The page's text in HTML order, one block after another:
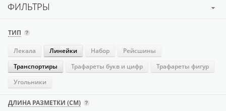
ФИЛЬТРЫ
ТИП
Лекала Линейки Набор
Рейсшины
Транспортиры
Трафареты букв и цифр
Трафареты фигур
Угольники
ДЛИНА РАЗМЕТКИ (СМ)